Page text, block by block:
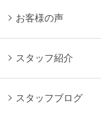
お客様の声
スタッフ紹介
スタッフブログ